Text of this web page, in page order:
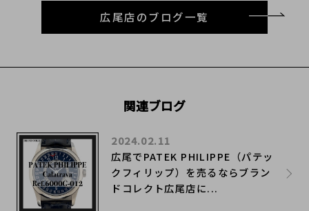
広尾店のブログ一覧
関連ブログ
広尾でPATEK PHILIPPE（パテッ
クフィリップ）を売るならブラン
ドコレクト広尾店に...
2024.02.11